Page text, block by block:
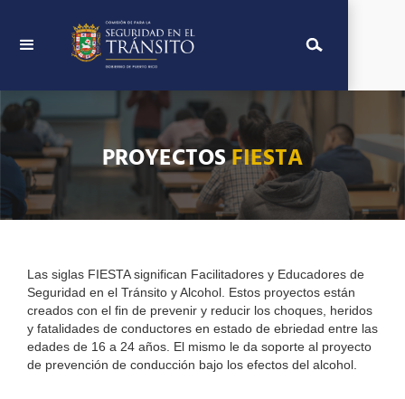
PROYECTOSFIESTA
Las siglas FIESTA significan Facilitadores y Educadores de
Seguridad en el Tránsito y Alcohol. Estos proyectos están
creados con el fin de prevenir y reducir los choques, heridos
y fatalidades de conductores en estado de ebriedad entre las
edades de 16 a 24 años. El mismo le da soporte al proyecto
de prevención de conducción bajo los efectos del alcohol.